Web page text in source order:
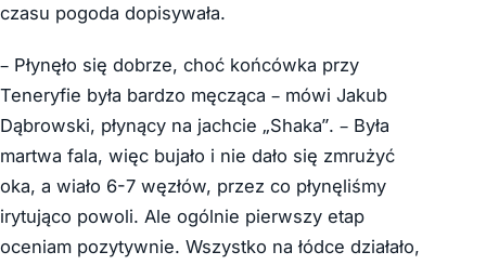
czasu pogoda dopisywała.
– Płynęło się dobrze, choć końcówka przy
Teneryfie była bardzo męcząca – mówi Jakub
Dąbrowski, płynący na jachcie „Shaka”. – Była
martwa fala, więc bujało i nie dało się zmrużyć
oka, a wiało 6-7 węzłów, przez co płynęliśmy
irytująco powoli. Ale ogólnie pierwszy etap
oceniam pozytywnie. Wszystko na łódce działało,